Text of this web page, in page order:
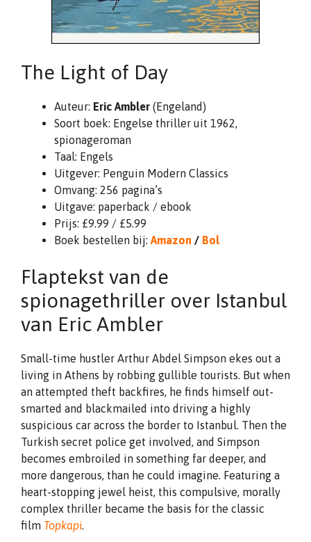
The Light of Day
Auteur: Eric Ambler (Engeland)
Soort boek: Engelse thriller uit 1962,
spionageroman
Taal: Engels
Uitgever: Penguin Modern Classics
Omvang: 256 pagina’s
Uitgave: paperback / ebook
Prijs: £9.99 / £5.99
Boek bestellen bij: Amazon / Bol
Flaptekst van de
spionagethriller over Istanbul
van Eric Ambler
Small-time hustler Arthur Abdel Simpson ekes out a
living in Athens by robbing gullible tourists. But when
an attempted theft backfires, he finds himself out-
smarted and blackmailed into driving a highly
suspicious car across the border to Istanbul. Then the
Turkish secret police get involved, and Simpson
becomes embroiled in something far deeper, and
more dangerous, than he could imagine. Featuring a
heart-stopping jewel heist, this compulsive, morally
complex thriller became the basis for the classic
film Topkapi.